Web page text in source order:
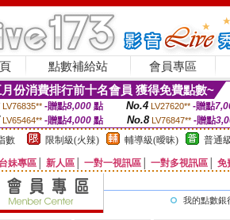
點數補給站 會員專區
份消費排行前十名會員 獲得免費點數~
LV76835** -贈點8,000點 No.4 LV27620** -贈點
LV65464** -贈點4,000 點 No.8 LV76847** -贈點
數
限制級(火辣) 輔導級(曖昧) 普通
台妹專區 新人區 一對一視訊區 一對多視訊區 免
我的點數銀